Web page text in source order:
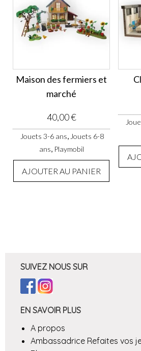
Maison des fermiers et
marché
40,00€
Jouets 3-6 ans,Jouets 6-8
ans, Playmobil
AJOUTER AU PANIER
SUIVEZ NOUS SUR
EN SAVOIR PLUS
A propos
Ambassadrice Refaites vos